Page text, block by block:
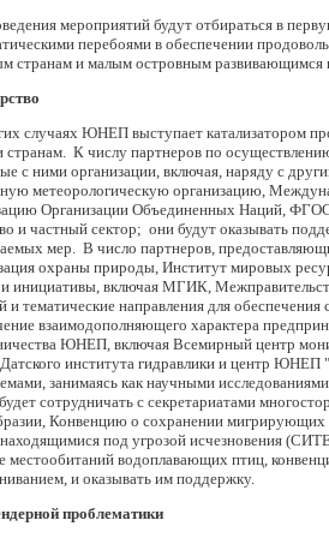
мероприятий будут отбираться в
перебоями в обеспечении
странам и малым островным развивающимся
случаях ЮНЕП выступает катализатором
К числу партнеров по
с ними организации, включая, наряду с
метеорологическую организацию,
Организации Объединенных Наций,
и частный сектор; они будут оказывать
мер. В число партнеров,
охраны природы, Институт мировых
инициативы, включая МГИК,
и тематические направления для
взаимодополняющего характера
ЮНЕП, включая Всемирный центр
института гидравлики и центр ЮНЕП
занимаясь как научными
сотрудничать с секретариатами
Конвенцию о сохранении
под угрозой исчезновения
местообитаний водоплавающих птиц,
и оказывать им поддержку.
проблематики